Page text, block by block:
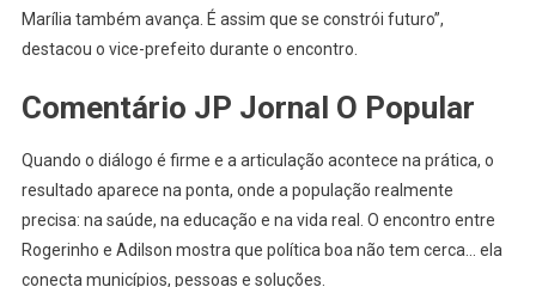
Marília também avança. É assim que se constrói futuro”,
destacou o vice-prefeito durante o encontro.
Comentário JP Jornal O Popular
Quando o diálogo é firme e a articulação acontece na prática, o
resultado aparece na ponta, onde a população realmente
precisa: na saúde, na educação e na vida real. O encontro entre
Rogerinho e Adilson mostra que política boa não tem cerca… ela
conecta municípios, pessoas e soluções.